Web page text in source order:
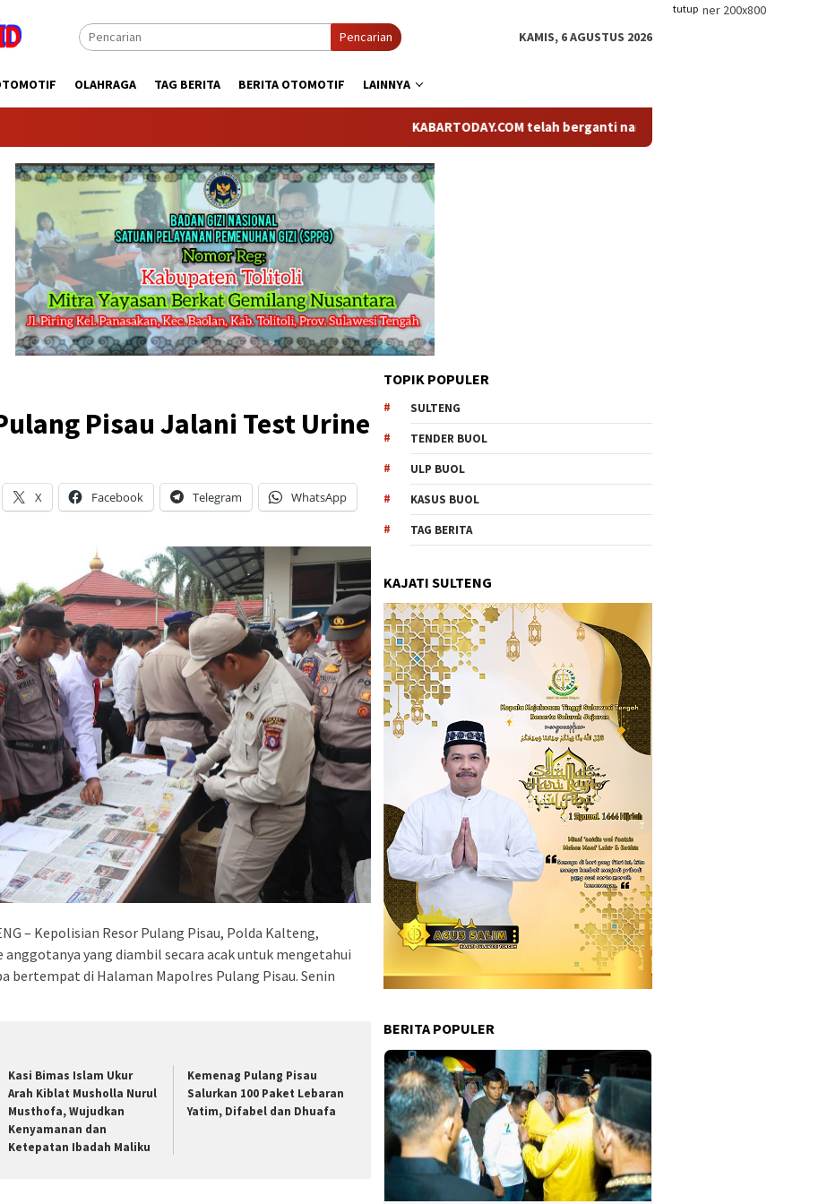
tutup
Pencarian KAMIS, 6 AGUSTUS 2026
OLAHRAGA TAG BERITA BERITA OTOMOTIF LAINNYA
KABARTODAY.COM telah berganti nama menjadi KABARTODAY.ID.
Pisau Jalani Test Urine
X Facebook Telegram WhatsApp
– Kepolisian Resor Pulang Pisau, Polda Kalteng,
yang diambil secara acak untuk mengetahui
bertempat di Halaman Mapolres Pulang Pisau. Senin
Kasi Bimas Islam Ukur
Arah Kiblat Musholla Nurul
Musthofa, Wujudkan
Kenyamanan dan
Ketepatan Ibadah Maliku
Kemenag Pulang Pisau
Salurkan 100 Paket Lebaran
Yatim, Difabel dan Dhuafa
TOPIK POPULER
SULTENG
TENDER BUOL
ULP BUOL
KASUS BUOL
TAG BERITA
KAJATI SULTENG
BERITA POPULER